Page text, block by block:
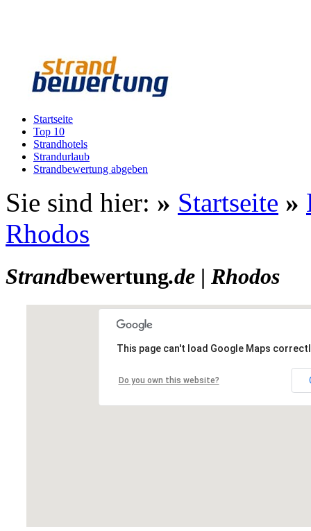
Startseite
Top 10
Strandhotels
Strandurlaub
Strandbewertung abgeben
Sie sind hier: » Startseite »
Rhodos
Strandbewertung.de | Rhodos
This page can't load Google Maps
Do you own this website?